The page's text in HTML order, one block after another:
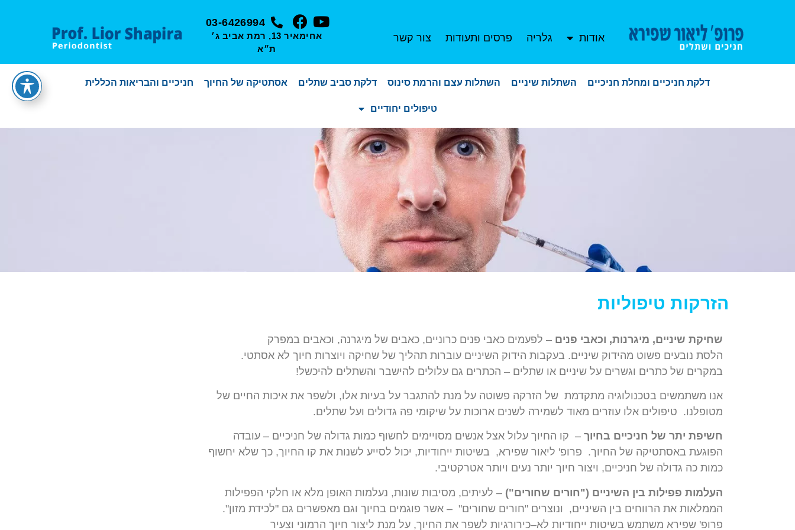
אודות גלריה פרסים ותעודות צור קשר
03-6426994
אחימאיר 13, רמת אביב ג׳
ת״א
דלקת חניכיים ומחלת חניכיים השתלות שיניים השתלות עצם והרמת סינוס דלקת סביב שתלים אסתטיקה של החיוך חניכיים והבריאות הכללית
טיפולים יחודיים
הזרקות טיפוליות
שחיקת שיניים, מיגרנות, וכאבי פנים – לפעמים כאבי פנים כרוניים, כאבים של מיגרנה, וכאבים במפרק
הלסת נובעים פשוט מהידוק שיניים. בעקבות הידוק השיניים עוברות תהליך של שחיקה ויוצרות חיוך לא אסתטי.
במקרים של כתרים וגשרים על שיניים או שתלים – הכתרים גם עלולים להישבר והשתלים להיכשל!
אנו משתמשים בטכנולוגיה מתקדמת של הזרקה פשוטה על מנת להתגבר על בעיות אלו, ולשפר את איכות החיים של
מטופלנו. טיפולים אלו עוזרים מאוד לשמירה לשנים ארוכות על שיקומי פה גדולים ועל שתלים.
חשיפת יתר של חניכיים בחיוך – קו החיוך עלול אצל אנשים מסויימים לחשוף כמות גדולה של חניכיים – עובדה
הפוגעת באסתטיקה של החיוך. פרופ' ליאור שפירא, בשיטות ייחודיות, יכול לסייע לשנות את קו החיוך, כך שלא יחשוף
כמות כה גדולה של חניכיים, ויצור חיוך יותר נעים ויותר אטרקטיבי.
העלמות פפילות בין השיניים ("חורים שחורים")
– לעיתים, מסיבות שונות, נעלמות האופן מלא או חלקי הפפילות
הממלאות את הרווחים בין השיניים, ונוצרים "חורים שחורים"
– אשר פוגמים בחיוך וגם מאפשרים גם "לכידת מזון".
פרופ' שפירא משתמש בשיטות ייחודיות לא–כירורגיות לשפר את החיוך, על מנת ליצור חיוך הרמוני וצעיר